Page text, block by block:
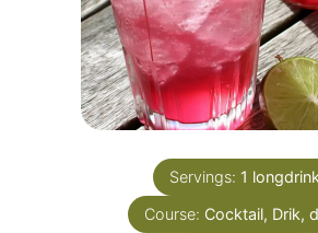
Servings: 1 longdrink
Course: Cocktail, Drik,